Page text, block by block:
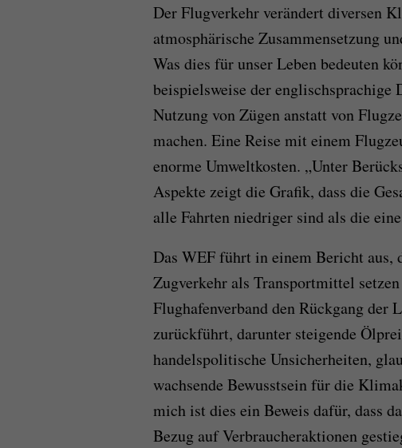
Der Flugverkehr verändert diversen
atmosphärische Zusammensetzung
Was dies für unser Leben bedeuten
beispielsweise der englischsprachige
Nutzung von Zügen anstatt von
machen. Eine Reise mit einem
enorme Umweltkosten. „Unter
Aspekte zeigt die Grafik, dass die
alle Fahrten niedriger sind als die
Das WEF führt in einem Bericht aus,
Zugverkehr als Transportmittel
Flughafenverband den Rückgang
zurückführt, darunter steigende
handelspolitische Unsicherheiten,
wachsende Bewusstsein für die
mich ist dies ein Beweis dafür, dass
Bezug auf Verbraucheraktionen